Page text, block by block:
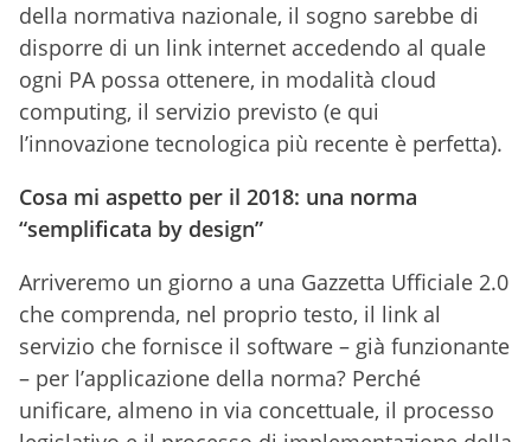
della normativa nazionale, il sogno sarebbe di
disporre di un link internet accedendo al quale
ogni PA possa ottenere, in modalità cloud
computing, il servizio previsto (e qui
l’innovazione tecnologica più recente è perfetta).
Cosa mi aspetto per il 2018: una norma
“semplificata by design”
Arriveremo un giorno a una Gazzetta Ufficiale 2.0
che comprenda, nel proprio testo, il link al
servizio che fornisce il software – già funzionante
– per l’applicazione della norma? Perché
unificare, almeno in via concettuale, il processo